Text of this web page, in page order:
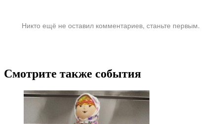
Никто ещё не оставил комментариев, станьте первым.
Смотрите также события